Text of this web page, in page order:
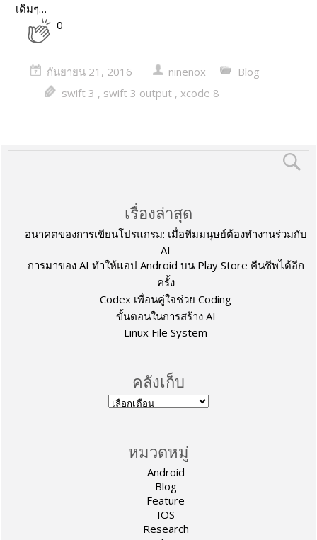
เดิมๆ…
0
กันยายน 21, 2016 ninenox
Blog
swift 3 , swift 3 output, xcode 8
เรื่องล่าสุด
อนาคตของการเขียนโปรแกรม: เมื่อทีมมนุษย์ต้องทำงานร่วมกับ
AI
การมาของ AI ทำให้แอป Android บน Play Store คืนชีพได้อีก
ครั้ง
Codex เพื่อนคู่ใจช่วย Coding
ขั้นตอนในการสร้าง AI
Linux File System
คลังเก็บ
หมวดหมู่
Android
Blog
Feature
IOS
Research